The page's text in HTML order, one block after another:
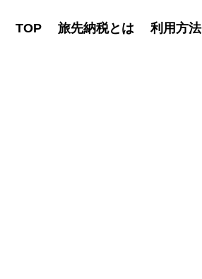
TOP 旅先納税とは 利用方法